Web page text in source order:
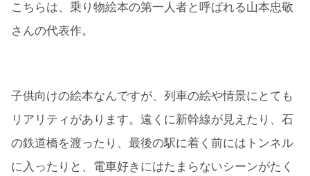
こちらは、乗り物絵本の第一人者と呼ばれる山本忠敬
さんの代表作。
子供向けの絵本なんですが、列車の絵や情景にとても
リアリティがあります。遠くに新幹線が見えたり、石
の鉄道橋を渡ったり、最後の駅に着く前にはトンネル
に入ったりと、電車好きにはたまらないシーンがたく